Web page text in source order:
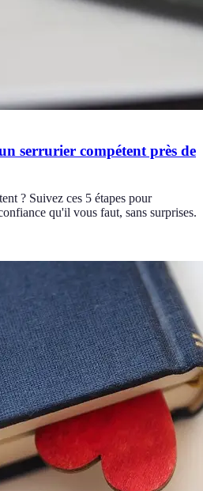
serrurier compétent près de
? Suivez ces 5 étapes pour
qu'il vous faut, sans surprises.